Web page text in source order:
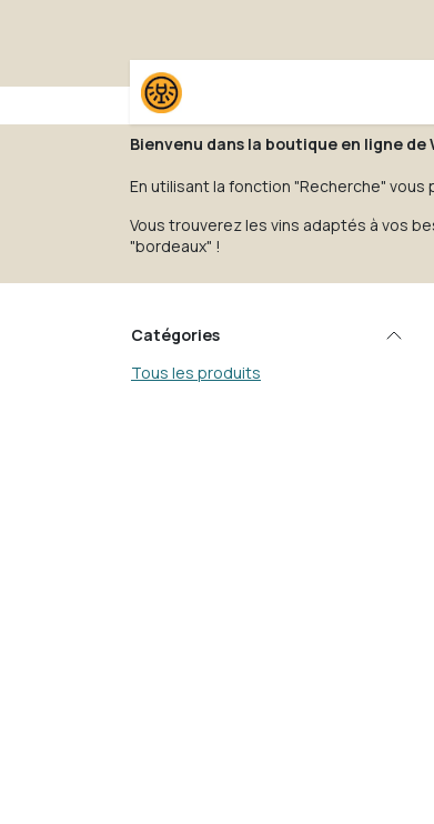
Bienvenu dans la boutique en ligne de
En utilisant la fonction "Recherche"
Vous trouverez les vins adaptés à vos
"bordeaux" !
Catégories
Tous les produits